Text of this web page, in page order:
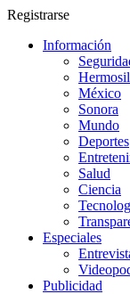
Registrarse
Información
México
Sonora
Mundo
Deportes
Salud
Ciencia
Especiales
Publicidad